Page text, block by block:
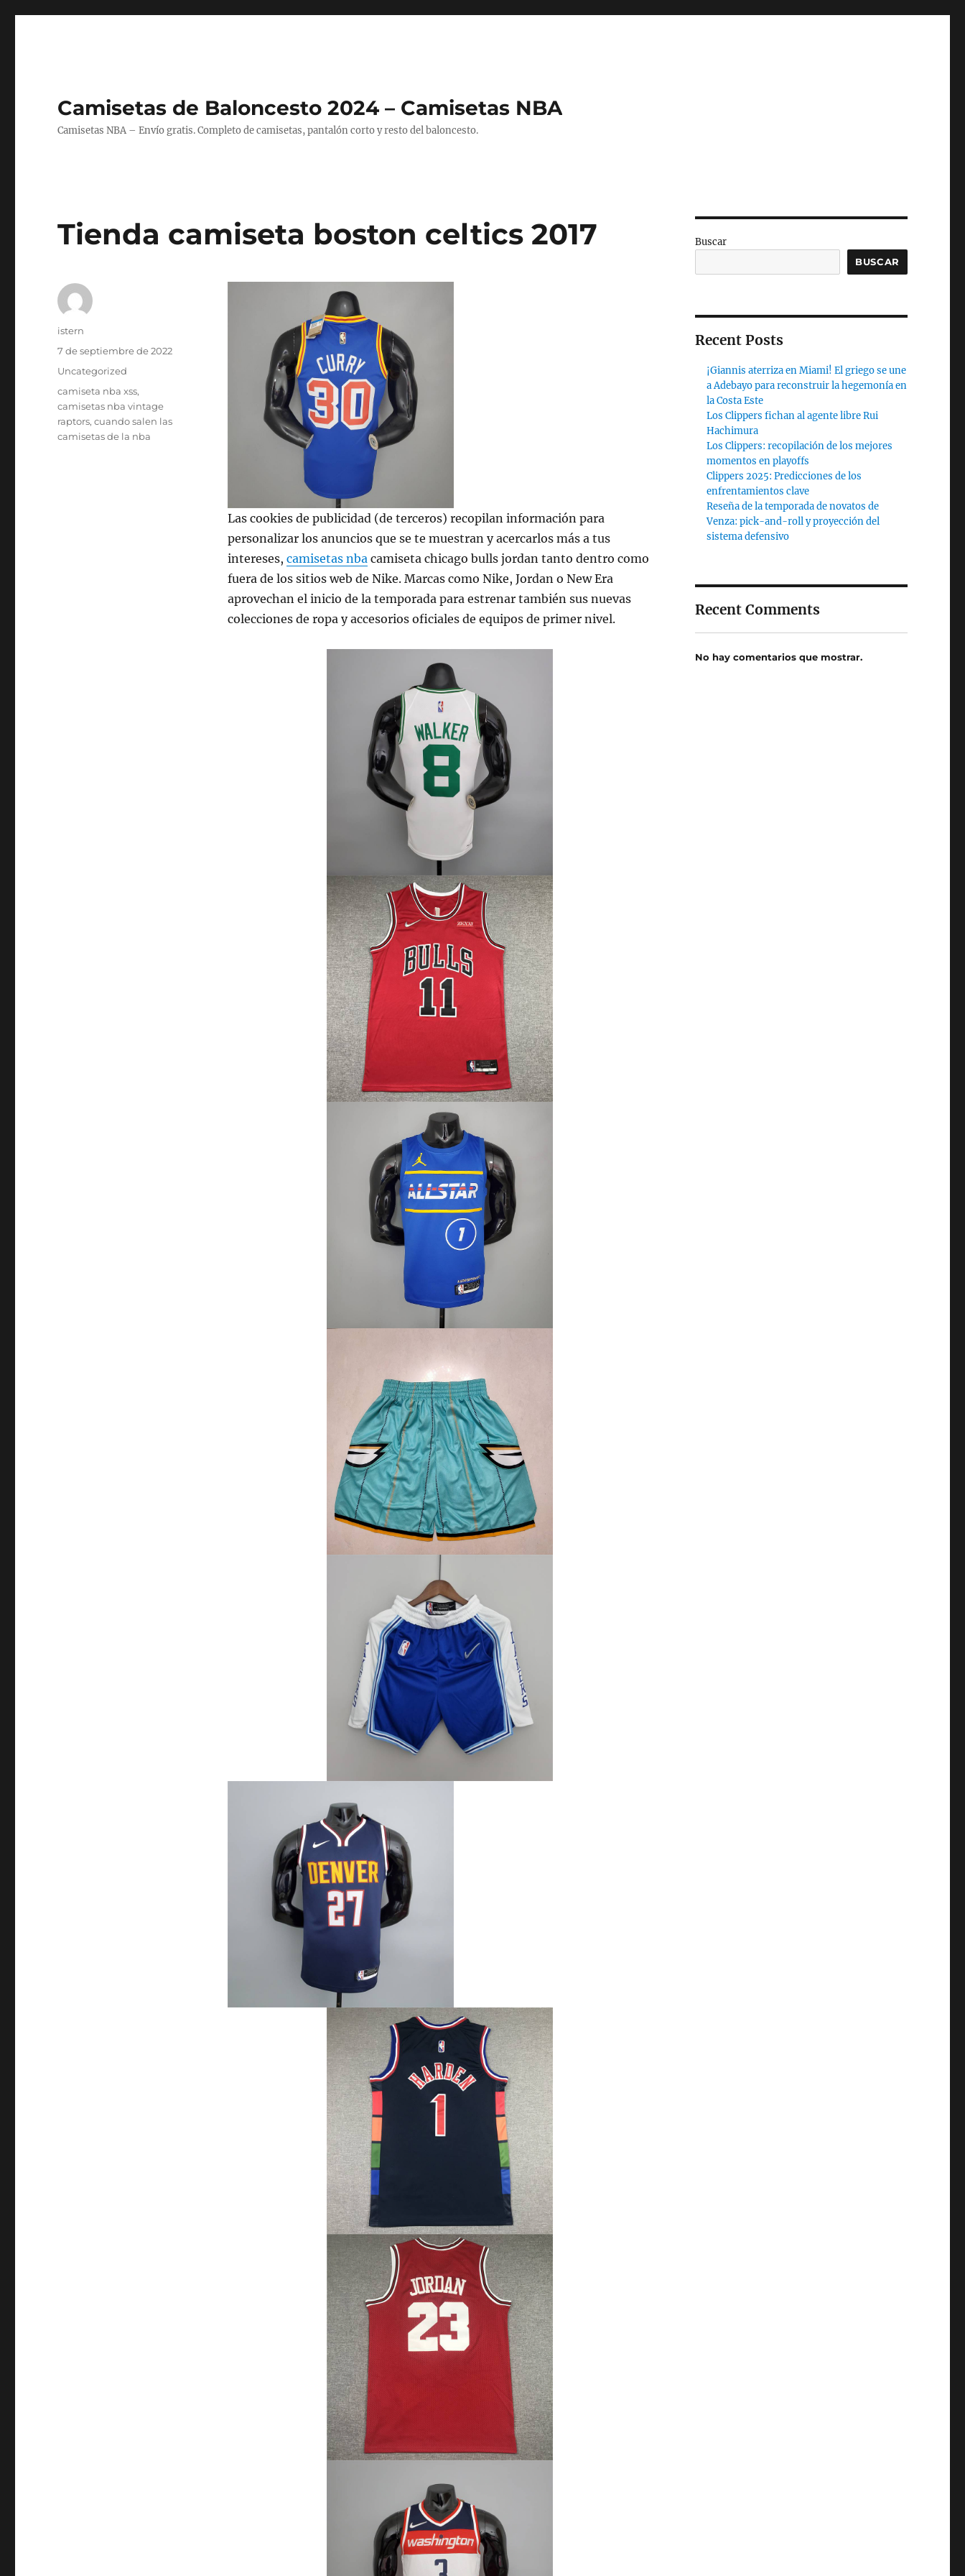
Camisetas de Baloncesto 2024 – Camisetas NBA
Camisetas NBA – Envío gratis. Completo de camisetas, pantalón corto y resto del baloncesto.
Tienda camiseta boston celtics 2017
Las cookies de publicidad (de terceros) recopilan información para
personalizar los anuncios que se te muestran y acercarlos más a tus
intereses, camisetas nbacamiseta chicago bulls jordan tanto dentro como
fuera de los sitios web de Nike. Marcas como Nike, Jordan o New Era
aprovechan el inicio de la temporada para estrenar también sus nuevas
colecciones de ropa y accesorios oficiales de equipos de primer nivel.
Autor
istern
Publicado
7 de septiembre de 2022
Categorías
Uncategorized
Etiquetas
camiseta nba xss,
camisetas nba vintage
raptors,cuando salen las
camisetas de la nba
Buscar
BUSCAR
Recent Posts
¡Giannis aterriza en Miami! El griego se une
a Adebayo para reconstruir la hegemonía en
la Costa Este
Los Clippers fichan al agente libre Rui
Hachimura
Los Clippers: recopilación de los mejores
momentos en playoffs
Clippers 2025: Predicciones de los
enfrentamientos clave
Reseña de la temporada de novatos de
Venza: pick-and-roll y proyección del
sistema defensivo
Recent Comments
No hay comentarios que mostrar.